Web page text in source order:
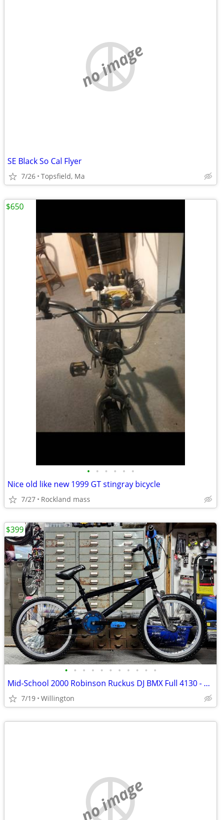
no image
SE Black So Cal Flyer
7/26 Topsfield, Ma
• • • • • •
Nice old like new 1999 GT stingray bicycle
7/27 Rockland mass
$650
• • • • • • • • • • •
Mid-School 2000 Robinson Ruckus DJ BMX Full 4130 - 21" Top Tube
7/19 Willington
$399
no image